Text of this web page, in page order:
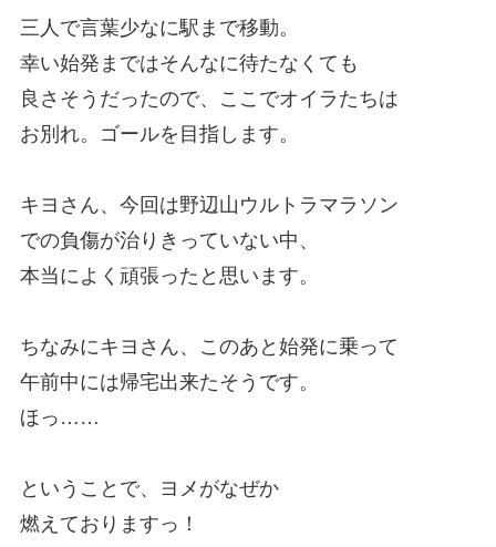
三人で言葉少なに駅まで移動。
幸い始発まではそんなに待たなくても
良さそうだったので、ここでオイラたちは
お別れ。ゴールを目指します。
キヨさん、今回は野辺山ウルトラマラソン
での負傷が治りきっていない中、
本当によく頑張ったと思います。
ちなみにキヨさん、このあと始発に乗って
午前中には帰宅出来たそうです。
ほっ……
ということで、ヨメがなぜか
燃えておりますっ！